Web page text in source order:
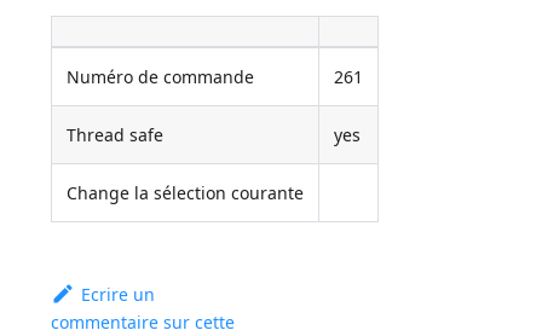
Numéro de commande 261
Thread safe yes
Change la sélection courante
Ecrire un
commentaire sur cette